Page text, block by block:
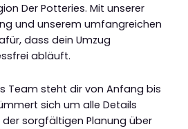
Der Potteries. Mit unserer
und unserem umfangreichen
dass dein Umzug
abläuft.
Team steht dir von Anfang bis
sich um alle Details
der sorgfältigen Planung über